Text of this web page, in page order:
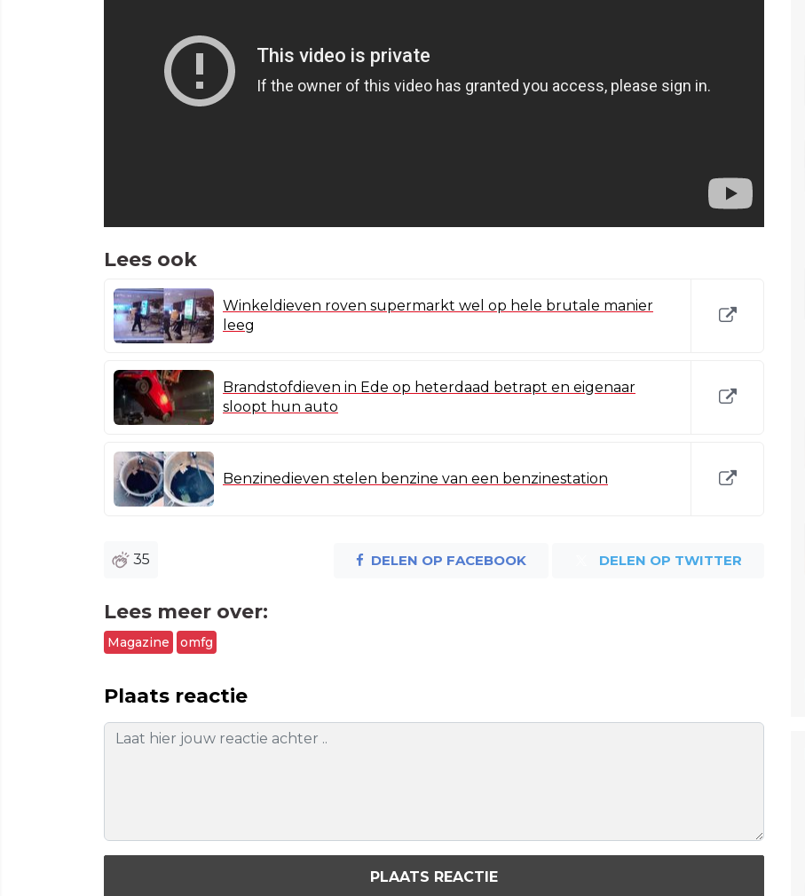
Lees ook
Winkeldieven roven supermarkt wel op hele brutale manier
leeg
Brandstofdieven in Ede op heterdaad betrapt en eigenaar
sloopt hun auto
Benzinedieven stelen benzine van een benzinestation
35 DELEN OP FACEBOOK DELEN OP TWITTER
Lees meer over:
Magazine omfg
Plaats reactie
PLAATS REACTIE